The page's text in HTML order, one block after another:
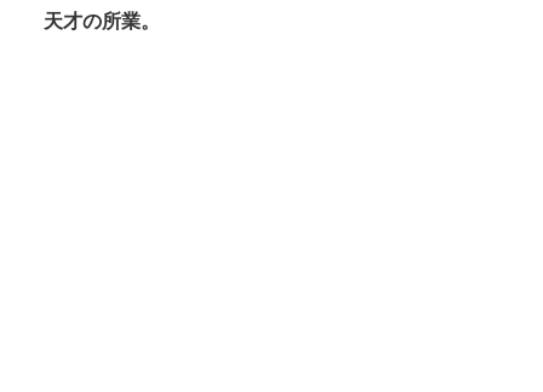
天才の所業。